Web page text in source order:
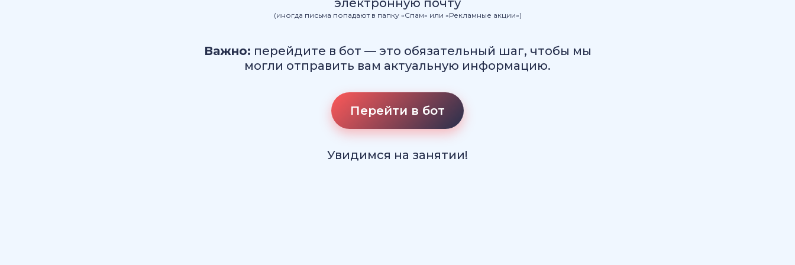
(иногда письма попадают в папку «Спам» или «Рекламные акции»)
Важно: перейдите в бот — это обязательный шаг, чтобы мы
могли отправить вам актуальную информацию.
Перейти в бот
Увидимся на занятии!